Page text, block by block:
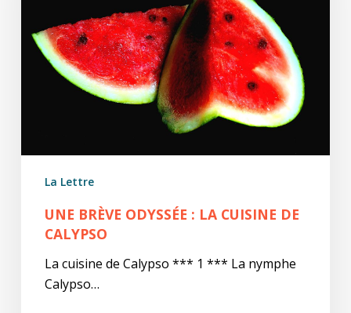
de
Calypso
La Lettre
UNE BRÈVE ODYSSÉE : LA CUISINE DE
CALYPSO
La cuisine de Calypso *** 1 *** La nymphe
Calypso…